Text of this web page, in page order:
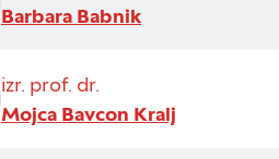
Barbara Babnik
izr. prof. dr.
Mojca Bavcon Kralj